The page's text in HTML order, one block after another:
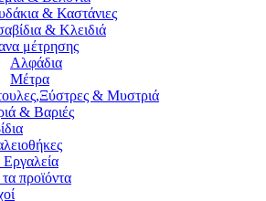
& Καστάνιες
& Κλειδιά
μέτρησης
Αλφάδια
Μέτρα
& Μυστριά
& Βαριές
προϊόντα